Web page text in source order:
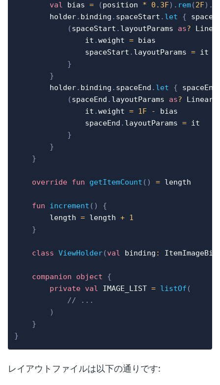
val bias = (position * 0.3F) . rem(2F) .
        holder
. binding . spaceStart . let {
(spaceStart . layoutParams as?
                it
.weight = bias
                spaceStart
. layoutParams = it
}
}
        holder
. binding . spaceEnd . let {
(spaceEnd . layoutParams as?
                it
.weight = 1F - bias
                spaceEnd
. layoutParams = it
}
}
}
override fun getItemCount ( ) = length
fun increment ( )
{
        length
= length + 1
}
class ViewHolder(val binding :
companion object
{
private val IMAGE_LIST = listOf (
// ...
)
}
}
レイアウトファイルは以下の通りです: